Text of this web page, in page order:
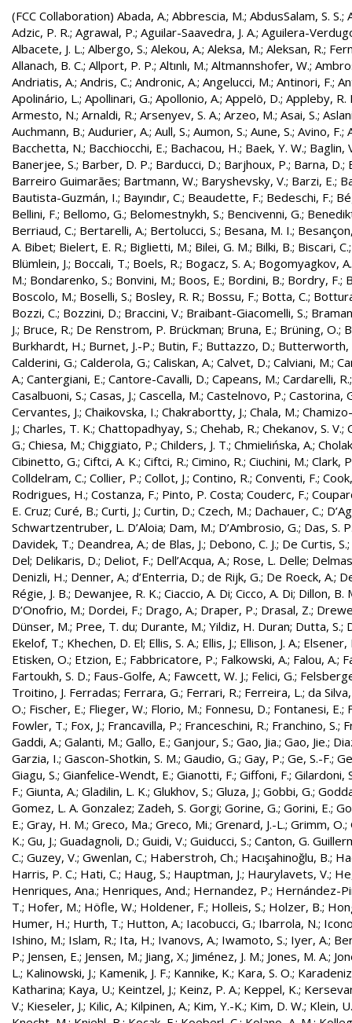
(FCC Collaboration) Abada, A.; Abbrescia, M.; AbdusSalam, S. S.;
Adzic, P. R.; Agrawal, P.; Aguilar-Saavedra, J. A.; Aguilera-
Albacete, J. L.; Albergo, S.; Alekou, A.; Aleksa, M.; Aleksan, R.;
Allanach, B. C.; Allport, P. P.; Altınlı, M.; Altmannshofer, W.;
Andriatis, A.; Andris, C.; Andronic, A.; Angelucci, M.; Antinori, F.;
Apolinário, L.; Apollinari, G.; Apollonio, A.; Appelö, D.; Appleby, R.
Armesto, N.; Arnaldi, R.; Arsenyev, S. A.; Arzeo, M.; Asai, S.;
Auchmann, B.; Audurier, A.; Aull, S.; Aumon, S.; Aune, S.; Avino, F.;
Bacchetta, N.; Bacchiocchi, E.; Bachacou, H.; Baek, Y. W.; Baglin,
Banerjee, S.; Barber, D. P.; Barducci, D.; Barjhoux, P.; Barna, D.;
Barreiro Guimarães; Bartmann, W.; Baryshevsky, V.; Barzi, E.;
Bautista-Guzmán, I.; Bayındır, C.; Beaudette, F.; Bedeschi, F.;
Bellini, F.; Bellomo, G.; Belomestnykh, S.; Bencivenni, G.;
Berriaud, C.; Bertarelli, A.; Bertolucci, S.; Besana, M. I.;
A. Bibet; Bielert, E. R.; Biglietti, M.; Bilei, G. M.; Bilki, B.; Biscari, C.
Blümlein, J.; Boccali, T.; Boels, R.; Bogacz, S. A.; Bogomyagkov, A.
M.; Bondarenko, S.; Bonvini, M.; Boos, E.; Bordini, B.; Bordry, F.;
Boscolo, M.; Boselli, S.; Bosley, R. R.; Bossu, F.; Botta, C.;
Bozzi, C.; Bozzini, D.; Braccini, V.; Braibant-Giacomelli, S.;
J.; Bruce, R.; De Renstrom, P. Brückman; Bruna, E.; Brüning, O.;
Burkhardt, H.; Burnet, J.-P.; Butin, F.; Buttazzo, D.; Butterworth,
Calderini, G.; Calderola, G.; Caliskan, A.; Calvet, D.; Calviani, M.;
A.; Cantergiani, E.; Cantore-Cavalli, D.; Capeans, M.; Cardarelli, R.
Casalbuoni, S.; Casas, J.; Cascella, M.; Castelnovo, P.; Castorina,
Cervantes, J.; Chaikovska, I.; Chakrabortty, J.; Chala, M.;
J.; Charles, T. K.; Chattopadhyay, S.; Chehab, R.; Chekanov, S. V.;
G.; Chiesa, M.; Chiggiato, P.; Childers, J. T.; Chmielińska, A.;
Cibinetto, G.; Ciftci, A. K.; Ciftci, R.; Cimino, R.; Ciuchini, M.; Clark,
Colldelram, C.; Collier, P.; Collot, J.; Contino, R.; Conventi, F.;
Rodrigues, H.; Costanza, F.; Pinto, P. Costa; Couderc, F.;
E. Cruz; Curé, B.; Curti, J.; Curtin, D.; Czech, M.; Dachauer, C.;
Schwartzentruber, L. D’Aloia; Dam, M.; D’Ambrosio, G.; Das, S.
Davidek, T.; Deandrea, A.; de Blas, J.; Debono, C. J.; De Curtis, S.;
Del; Delikaris, D.; Deliot, F.; Dell’Acqua, A.; Rose, L. Delle;
Denizli, H.; Denner, A.; d’Enterria, D.; de Rijk, G.; De Roeck, A.;
Régie, J. B.; Dewanjee, R. K.; Ciaccio, A. Di; Cicco, A. Di; Dillon, B.
D’Onofrio, M.; Dordei, F.; Drago, A.; Draper, P.; Drasal, Z.;
Dünser, M.; Pree, T. du; Durante, M.; Yildiz, H. Duran; Dutta, S.;
Ekelof, T.; Khechen, D. El; Ellis, S. A.; Ellis, J.; Ellison, J. A.; Elsener,
Etisken, O.; Etzion, E.; Fabbricatore, P.; Falkowski, A.; Falou, A.;
Fartoukh, S. D.; Faus-Golfe, A.; Fawcett, W. J.; Felici, G.;
Troitino, J. Ferradas; Ferrara, G.; Ferrari, R.; Ferreira, L.; da
O.; Fischer, E.; Flieger, W.; Florio, M.; Fonnesu, D.; Fontanesi, E.;
Fowler, T.; Fox, J.; Francavilla, P.; Franceschini, R.; Franchino, S.;
Gaddi, A.; Galanti, M.; Gallo, E.; Ganjour, S.; Gao, Jia.; Gao, Jie.;
Garzia, I.; Gascon-Shotkin, S. M.; Gaudio, G.; Gay, P.; Ge, S.-F.;
Giagu, S.; Gianfelice-Wendt, E.; Gianotti, F.; Giffoni, F.; Gilardoni,
F.; Giunta, A.; Gladilin, L. K.; Glukhov, S.; Gluza, J.; Gobbi, G.;
Gomez, L. A. Gonzalez; Zadeh, S. Gorgi; Gorine, G.; Gorini, E.;
E.; Gray, H. M.; Greco, Ma.; Greco, Mi.; Grenard, J.-L.; Grimm, O.;
K.; Gu, J.; Guadagnoli, D.; Guidi, V.; Guiducci, S.; Canton, G.
C.; Guzey, V.; Gwenlan, C.; Haberstroh, Ch.; Hacışahinoğlu, B.;
Harris, P. C.; Hati, C.; Haug, S.; Hauptman, J.; Haurylavets, V.;
Henriques, Ana.; Henriques, And.; Hernandez, P.; Hernández-
T.; Hofer, M.; Höfle, W.; Holdener, F.; Holleis, S.; Holzer, B.;
Humer, H.; Hurth, T.; Hutton, A.; Iacobucci, G.; Ibarrola, N.;
Ishino, M.; Islam, R.; Ita, H.; Ivanovs, A.; Iwamoto, S.; Iyer, A.;
P.; Jensen, E.; Jensen, M.; Jiang, X.; Jiménez, J. M.; Jones, M. A.;
L.; Kalinowski, J.; Kamenik, J. F.; Kannike, K.; Kara, S. O.;
Katharina; Kaya, U.; Keintzel, J.; Keinz, P. A.; Keppel, K.;
V.; Kieseler, J.; Kilic, A.; Kilpinen, A.; Kim, Y.-K.; Kim, D. W.; Klein, U.